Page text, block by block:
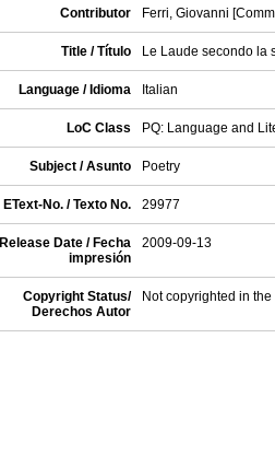
Contributor Ferri, Giovanni
Title / Título Le Laude secondo la
Language / Idioma Italian
LoC Class PQ: Language and
Subject / Asunto Poetry
EText-No. / Texto No. 29977
Release Date / Fecha
impresión
2009-09-13
Copyright Status/
Derechos Autor
Not copyrighted in